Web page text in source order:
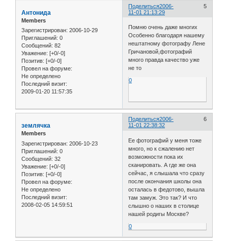
Поделиться 5
2006-
11-01 21:13:29
Антонида
Members
Зарегистрирован: 2006-10-29
Приглашений: 0
Сообщений: 82
Уважение: [+0/-0]
Позитив: [+0/-0]
Провел на форуме:
Не определено
Последний визит:
2009-01-20 11:57:35
Помню очень даже многих
Особенно благодаря нашему
нештатному фотографу Лене
Гричановой,фотографий
много правда качество уже
не то
0
Поделиться 6
2006-
11-01 22:38:32
землячка
Members
Зарегистрирован: 2006-10-23
Приглашений: 0
Сообщений: 32
Уважение: [+0/-0]
Позитив: [+0/-0]
Провел на форуме:
Не определено
Последний визит:
2008-02-05 14:59:51
Ее фотографий у меня тоже
много, но к сжалению нет
возможности пока их
сканировать. А где же она
сейчас, я слышала что сразу
после окончания школы она
осталась в федотово, вышла
там замуж. Это так? И что
слышно о наших в столице
нашей родигы Москве?
0